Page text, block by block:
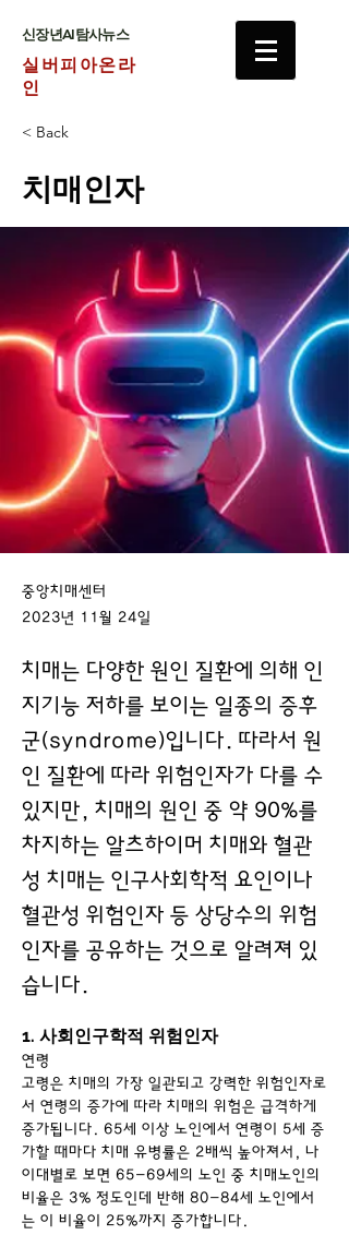
​신장년AI탐사뉴스
실버피아온라
인
< Back
치매인자
중앙치매센터
2023년 11월 24일
치매는 다양한 원인 질환에 의해 인
지기능 저하를 보이는 일종의 증후
군(syndrome)입니다. 따라서 원
인 질환에 따라 위험인자가 다를 수
있지만, 치매의 원인 중 약 90%를
차지하는 알츠하이머 치매와 혈관
성 치매는 인구사회학적 요인이나
혈관성 위험인자 등 상당수의 위험
인자를 공유하는 것으로 알려져 있
습니다.
1. 사회인구학적 위험인자
연령
고령은 치매의 가장 일관되고 강력한 위험인자로
서 연령의 증가에 따라 치매의 위험은 급격하게
증가됩니다. 65세 이상 노인에서 연령이 5세 증
가할 때마다 치매 유병률은 2배씩 높아져서, 나
이대별로 보면 65-69세의 노인 중 치매노인의
비율은 3% 정도인데 반해 80-84세 노인에서
는 이 비율이 25%까지 증가합니다.